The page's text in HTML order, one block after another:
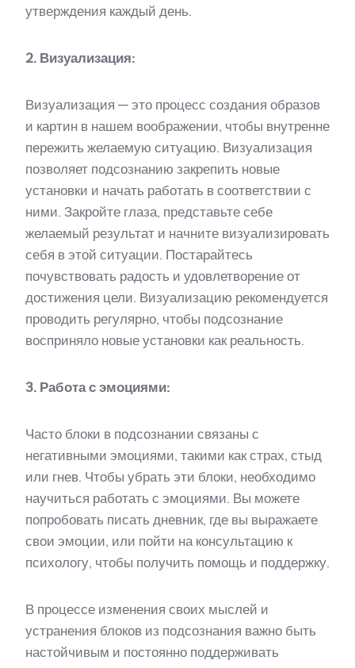
утверждения каждый день.
2. Визуализация:
Визуализация — это процесс создания образов
и картин в нашем воображении, чтобы внутренне
пережить желаемую ситуацию. Визуализация
позволяет подсознанию закрепить новые
установки и начать работать в соответствии с
ними. Закройте глаза, представьте себе
желаемый результат и начните визуализировать
себя в этой ситуации. Постарайтесь
почувствовать радость и удовлетворение от
достижения цели. Визуализацию рекомендуется
проводить регулярно, чтобы подсознание
восприняло новые установки как реальность.
3. Работа с эмоциями:
Часто блоки в подсознании связаны с
негативными эмоциями, такими как страх, стыд
или гнев. Чтобы убрать эти блоки, необходимо
научиться работать с эмоциями. Вы можете
попробовать писать дневник, где вы выражаете
свои эмоции, или пойти на консультацию к
психологу, чтобы получить помощь и поддержку.
В процессе изменения своих мыслей и
устранения блоков из подсознания важно быть
настойчивым и постоянно поддерживать